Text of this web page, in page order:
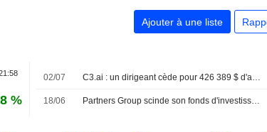
Ajouter à une liste
%
02/07 C3.ai : un dirigeant cède pour 426 389 $ d'actions, selon un document de la SEC
18/06 Partners Group scinde son fonds d'investissement coté à Londres face à l'afflux de demandes de rachat